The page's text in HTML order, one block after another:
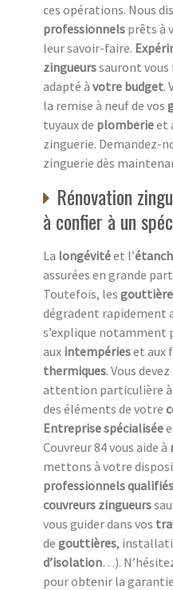
ces opérations. Nous
professionnels prêts à
leur savoir-faire.
zingueurssauront
adapté à votre budget.
la remise à neuf de vos
tuyaux de plomberieet
zinguerie. Demandez-
zinguerie dès
Rénovation
à confier à un
La longévitéet l’
assurées en grande
Toutefois, les
dégradent rapidement
s’explique notamment
aux intempérieset aux
thermiques. Vous
attention particulière à
des éléments de votre
Entreprise spécialisée
Couvreur 84 vous aide à
mettons à votre
professionnels qualifiés
couvreurs zingueurs
vous guider dans vos
de gouttières,
d’isolation…).
pour obtenir la garantie